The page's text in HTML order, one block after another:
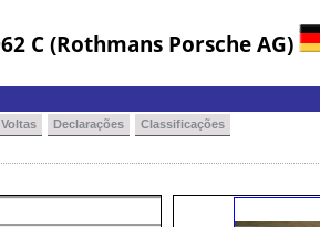
C (Rothmans Porsche AG)
Voltas Declarações Classificações